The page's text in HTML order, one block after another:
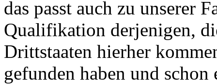
das passt auch zu unserer
Qualifikation derjenigen,
Drittstaaten hierher
gefunden haben und